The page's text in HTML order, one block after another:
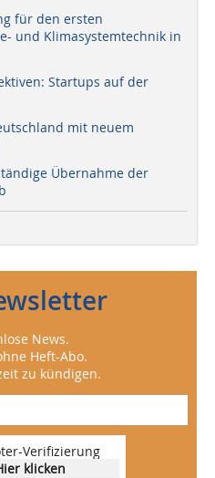
für den ersten
und Klimasystemtechnik in
Startups auf der
mit neuem
Übernahme der
News.
Heft-Abo.
zu kündigen.
Verifizierung
klicken